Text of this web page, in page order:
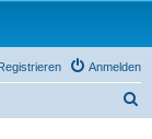
Anmelden